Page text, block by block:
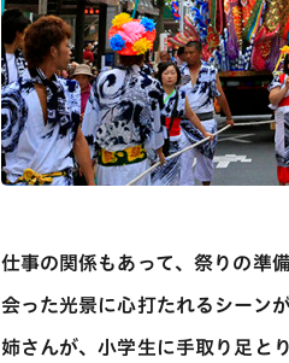
仕事の関係もあって、祭りの準
会った光景に心打たれるシーン
姉さんが、小学生に手取り足と